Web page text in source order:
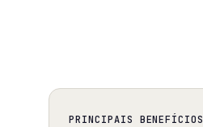
PRINCIPAIS BENEFÍCIOS